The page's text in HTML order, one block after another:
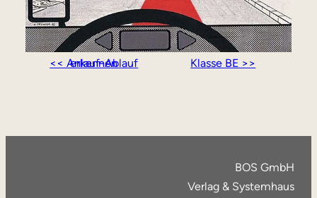
<< Anlauf-Ablauf erkennen Klasse BE >>
BOS GmbH
Verlag & Systemhaus